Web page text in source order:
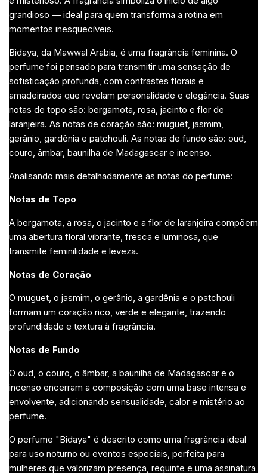
grandioso — ideal para quem transforma a rotina em
momentos inesquecíveis.
Bidaya, da Mawwal Arabia, é uma fragrância feminina. O
perfume foi pensado para transmitir uma sensação de
sofisticação profunda, com contrastes florais e
amadeirados que revelam personalidade e elegância. Suas
notas de topo são: bergamota, rosa, jacinto e flor de
laranjeira. As notas de coração são: muguet, jasmim,
gerânio, gardênia e patchouli. As notas de fundo são: oud,
couro, âmbar, baunilha de Madagascar e incenso.
Analisando mais detalhadamente as notas do perfume:
Notas de Topo
A bergamota, a rosa, o jacinto e a flor de laranjeira compõem
uma abertura floral vibrante, fresca e luminosa, que
transmite feminilidade e leveza.
Notas de Coração
O muguet, o jasmim, o gerânio, a gardênia e o patchouli
formam um coração rico, verde e elegante, trazendo
profundidade e textura à fragrância.
Notas de Fundo
O oud, o couro, o âmbar, a baunilha de Madagascar e o
incenso encerram a composição com uma base intensa e
envolvente, adicionando sensualidade, calor e mistério ao
perfume.
O perfume "Bidaya" é descrito como uma fragrância ideal
para uso noturno ou eventos especiais, perfeita para
mulheres que valorizam presença, requinte e uma assinatura